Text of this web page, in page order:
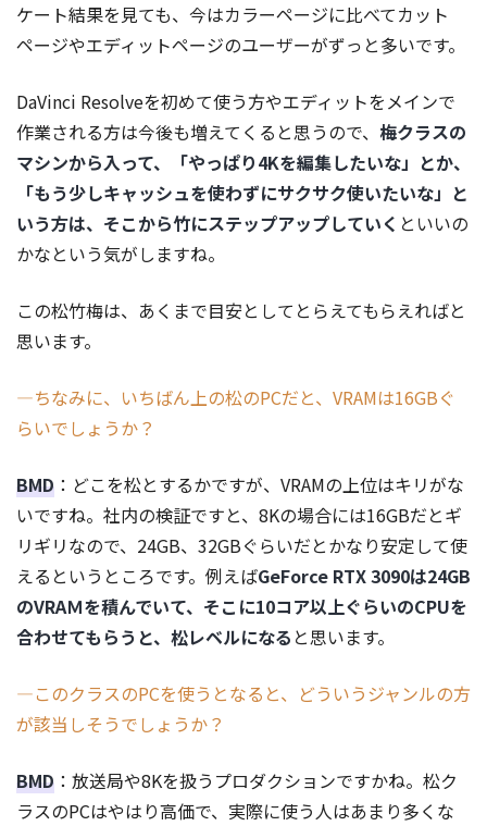
ケート結果を見ても、今はカラーページに比べてカット
ページやエディットページのユーザーがずっと多いです。
DaVinci Resolveを初めて使う方やエディットをメインで
作業される方は今後も増えてくると思うので、 梅クラスの
マシンから入って、「やっぱり4Kを編集したいな」とか、
「もう少しキャッシュを使わずにサクサク使いたいな」と
いう方は、そこから竹にステップアップしていく といいの
かなという気がしますね。
この松竹梅は、あくまで目安としてとらえてもらえればと
思います。
―ちなみに、いちばん上の松のPCだと、VRAMは16GBぐ
らいでしょうか？
BMD ：どこを松とするかですが、VRAMの上位はキリがな
いですね。社内の検証ですと、8Kの場合には16GBだとギ
リギリなので、24GB、32GBぐらいだとかなり安定して使
えるというところです。例えばGeForce RTX 3090は24GB
のVRAＭを積んでいて、そこに10コア以上ぐらいのCPUを
合わせてもらうと、松レベルになる と思います。
―このクラスのPCを使うとなると、どういうジャンルの方
が該当しそうでしょうか？
BMD ：放送局や8Kを扱うプロダクションですかね。松ク
ラスのPCはやはり高価で、実際に使う人はあまり多くな